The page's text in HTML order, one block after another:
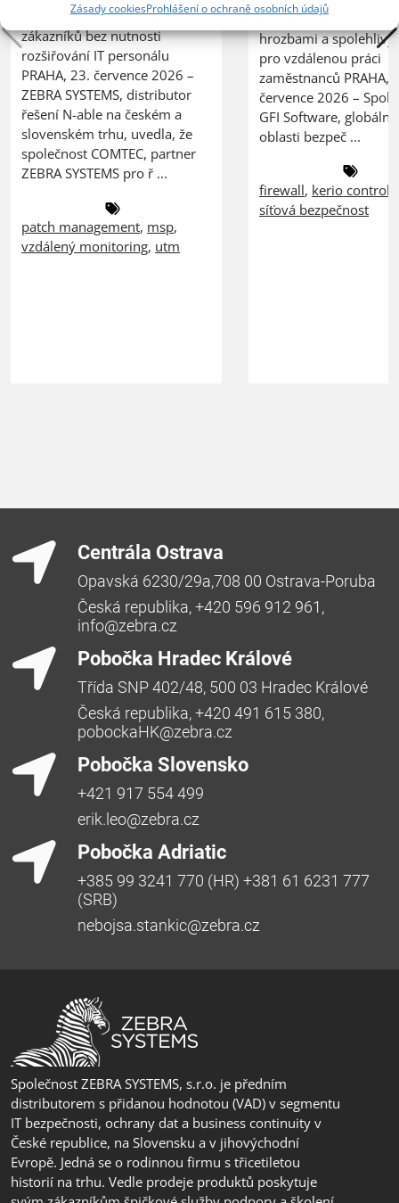
Zásady cookiesProhlášení o ochraně osobních údajů
zvládá rostoucí počet
zákazníků bez nutnosti
rozšiřování IT personálu
PRAHA, 23. července 2026 –
ZEBRA SYSTEMS, distributor
řešení N-able na českém a
slovenském trhu, uvedla, že
společnost COMTEC, partner
ZEBRA SYSTEMS pro ř ...
patch management, msp,
vzdálený monitoring, utm
ochrany před
hrozbami a spolehlivý
pro vzdálenou práci
zaměstnanců PRAHA,
července 2026 –
GFI Software,
oblasti bezpeč ...
firewall, kerio control
síťová bezpečnost
Centrála Ostrava
Opavská 6230/29a,708 00 Ostrava-Poruba
Česká republika, +420 596 912 961,
info@zebra.cz
Pobočka Hradec Králové
Třída SNP 402/48, 500 03 Hradec Králové
Česká republika, +420 491 615 380,
pobockaHK@zebra.cz
Pobočka Slovensko
+421 917 554 499
erik.leo@zebra.cz
Pobočka Adriatic
+385 99 3241 770 (HR) +381 61 6231 777
(SRB)
nebojsa.stankic@zebra.cz
Společnost ZEBRA SYSTEMS, s.r.o. je předním
distributorem s přidanou hodnotou (VAD) v segmentu
IT bezpečnosti, ochrany dat a business continuity v
České republice, na Slovensku a v jihovýchodní
Evropě. Jedná se o rodinnou firmu s třicetiletou
historií na trhu. Vedle prodeje produktů poskytuje